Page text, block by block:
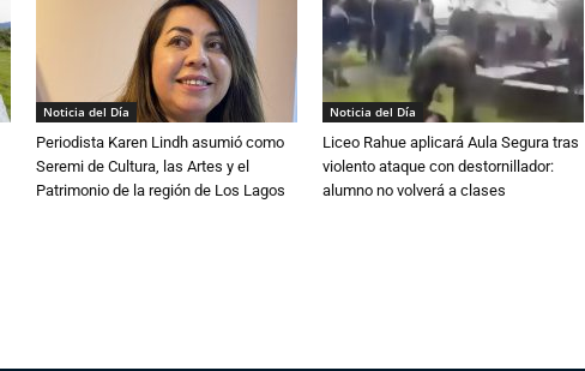
Noticia del Día
Periodista Karen Lindh asumió como
Seremi de Cultura, las Artes y el
Patrimonio de la región de Los Lagos
Noticia del Día
Liceo Rahue aplicará Aula Segura tras
violento ataque con destornillador:
alumno no volverá a clases